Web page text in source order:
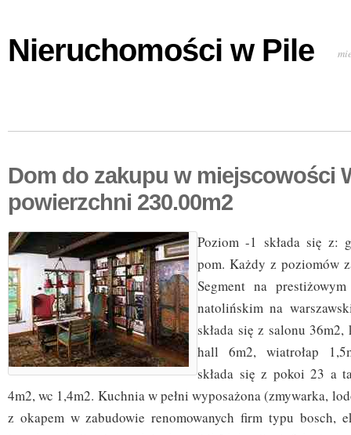
Nieruchomości w Pile
Dom do zakupu w miejscowości
powierzchni 230.00m2
Poziom -1 składa się z:
pom. Każdy z poziomów
Segment na
natolińskim na
składa się z salonu
hall 6m2, wiatrołap
składa się z pokoi 23 a
4m2, wc 1,4m2. Kuchnia w pełni wyposażona (zmywarka,
z okapem w zabudowie renomowanych firm typu bosch,